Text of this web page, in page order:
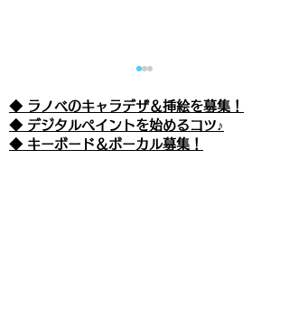
◆ ラノベのキャラデザ＆挿絵を募集！
​◆ デジタルペイントを始めるコツ♪
◆ キーボード＆ボーカル募集！